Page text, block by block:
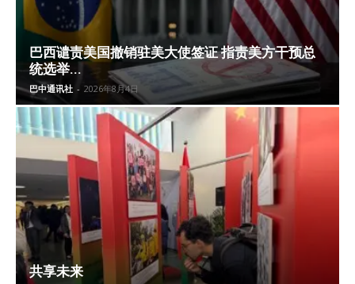
巴西谴责美国撤销驻美大使签证 指责美方干预总
统选举...
巴中通讯社 - 2026年8月4日
共享未来